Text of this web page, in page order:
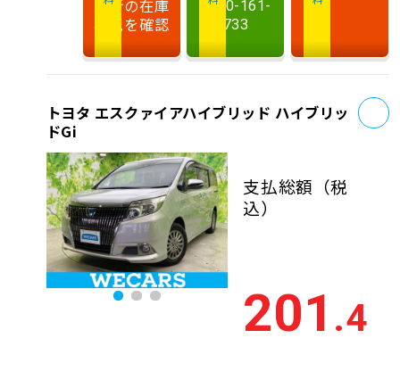
最新の在庫
状況を確認
0120-161-
733
トヨタ エスクァイアハイブリッド ハイブリッ
ドGi
支払総額 （税
込）
201 .4